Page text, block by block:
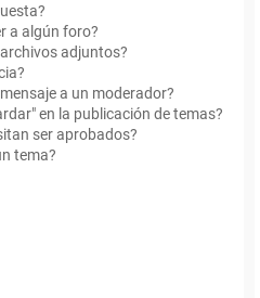
a algún foro?
adjuntos?
a un moderador?
en la publicación de temas?
ser aprobados?
tema?